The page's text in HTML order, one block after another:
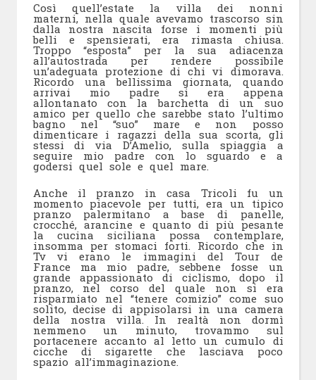
Così quell’estate la villa dei nonni
materni, nella quale avevamo trascorso sin
dalla nostra nascita forse i momenti più
belli e spensierati, era rimasta chiusa.
Troppo “esposta” per la sua adiacenza
all’autostrada per rendere possibile
un’adeguata protezione di chi vi dimorava.
Ricordo una bellissima giornata, quando
arrivai mio padre si era appena
allontanato con la barchetta di un suo
amico per quello che sarebbe stato l’ultimo
bagno nel “suo” mare e non posso
dimenticare i ragazzi della sua scorta, gli
stessi di via D’Amelio, sulla spiaggia a
seguire mio padre con lo sguardo e a
godersi quel sole e quel mare.
Anche il pranzo in casa Tricoli fu un
momento piacevole per tutti, era un tipico
pranzo palermitano a base di panelle,
crocché, arancine e quanto di più pesante
la cucina siciliana possa contemplare,
insomma per stomaci forti. Ricordo che in
Tv vi erano le immagini del Tour de
France ma mio padre, sebbene fosse un
grande appassionato di ciclismo, dopo il
pranzo, nel corso del quale non si era
risparmiato nel “tenere comizio” come suo
solito, decise di appisolarsi in una camera
della nostra villa. In realtà non dormì
nemmeno un minuto, trovammo sul
portacenere accanto al letto un cumulo di
cicche di sigarette che lasciava poco
spazio all’immaginazione.